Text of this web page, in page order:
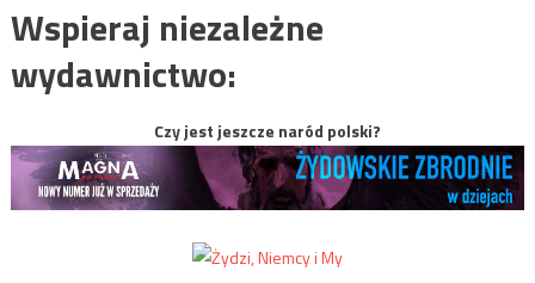
Wspieraj niezależne
wydawnictwo:
Czy jest jeszcze naród polski?